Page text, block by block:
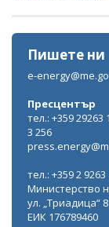
Пишете ни
e-
Пресцентър
тел.: +359 29263
3 256
тел.: +359 2 9263
Министерство
ул. „Триадица“ 8
ЕИК 176789460